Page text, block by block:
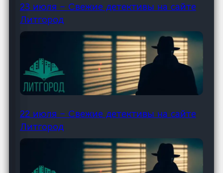
23 июля – Свежие детективы на сайте
Литгород
22 июля – Свежие детективы на сайте
Литгород